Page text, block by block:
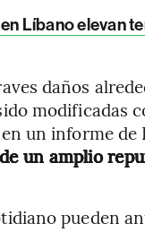
Líbano elevan
daños
modificadas
un informe de
un amplio
pueden